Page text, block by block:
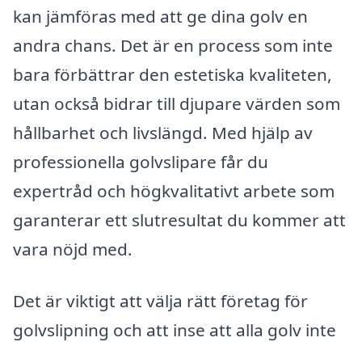
kan jämföras med att ge dina golv en
andra chans. Det är en process som inte
bara förbättrar den estetiska kvaliteten,
utan också bidrar till djupare värden som
hållbarhet och livslängd. Med hjälp av
professionella golvslipare får du
expertråd och högkvalitativt arbete som
garanterar ett slutresultat du kommer att
vara nöjd med.
Det är viktigt att välja rätt företag för
golvslipning och att inse att alla golv inte